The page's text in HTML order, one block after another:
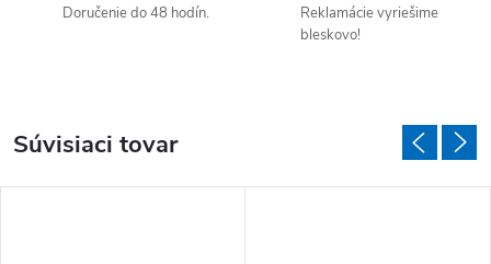
Doručenie do 48 hodín.
Reklamácie vyriešime
bleskovo!
Súvisiaci tovar